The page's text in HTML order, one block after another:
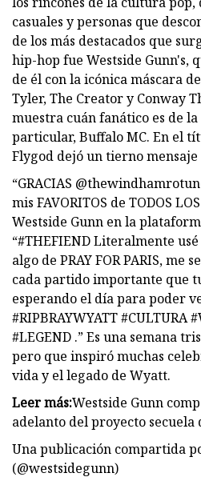
casuales y personas que
de los más destacados que
hip-hop fue Westside Gunn's,
de él con la icónica máscara
Tyler, The Creator y Conway
muestra cuán fanático es de
particular, Buffalo MC. En el
Flygod dejó un tierno
“GRACIAS
mis FAVORITOS de TODOS
Westside Gunn en la
“#THEFIEND Literalmente
algo de PRAY FOR PARIS,
cada partido importante que
esperando el día para poder
#RIPBRAYWYATT #CULTURA
#LEGEND .” Es una semana
pero que inspiró muchas
vida y el legado de Wyatt.
Leer más:Westside Gunn
adelanto del proyecto secuela
Una publicación compartida
(@westsidegunn)